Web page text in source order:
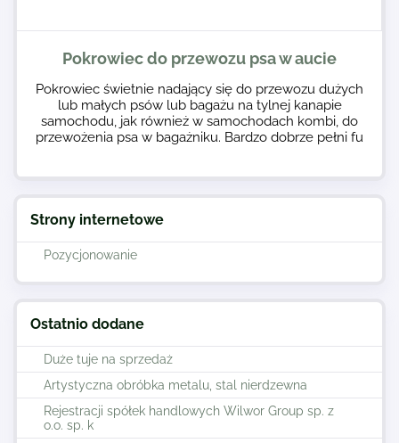
Strony internetowe
Pozycjonowanie
Ostatnio dodane
Duże tuje na sprzedaż
Artystyczna obróbka metalu, stal nierdzewna
Rejestracji spółek handlowych Wilwor Group sp. z
o.o. sp. k
Pokrowiec do przewozu psa w aucie
Pokrowiec świetnie nadający się do przewozu dużych
lub małych psów lub bagażu na tylnej kanapie
samochodu, jak również w samochodach kombi, do
przewożenia psa w bagażniku. Bardzo dobrze pełni fu